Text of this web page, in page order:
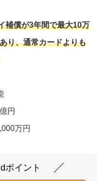
補償が3年間で最大10万
り、通常カードよりも
円
万円
ポイント